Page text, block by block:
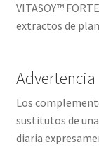
VITASOY™
extractos de
Advertencia
Los
sustitutos de
diaria